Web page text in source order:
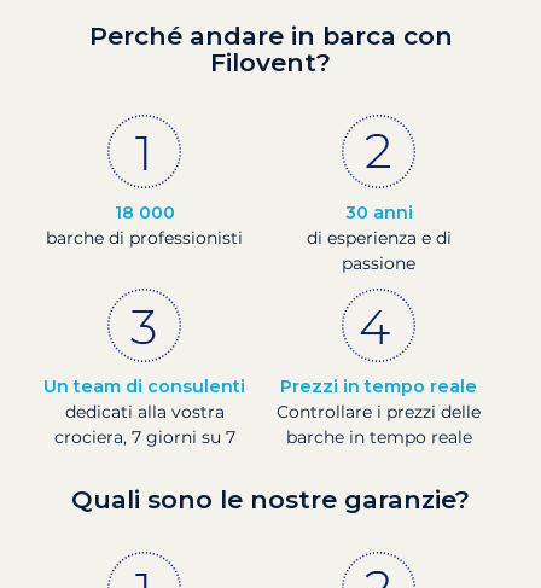
Perché andare in barca con
Filovent?
18 000
barche di professionisti
30 anni
di esperienza e di
passione
Un team di consulenti
dedicati alla vostra
crociera, 7 giorni su 7
Prezzi in tempo reale
Controllare i prezzi delle
barche in tempo reale
Quali sono le nostre garanzie?